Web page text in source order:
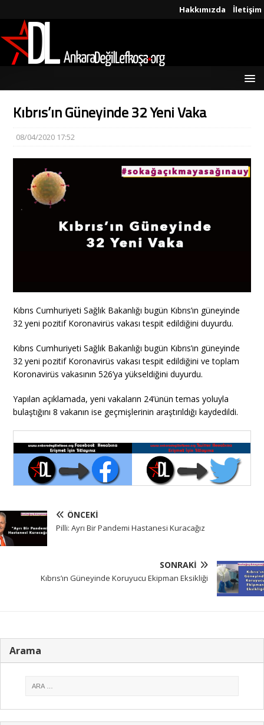
Hakkımızda İletişim
Kıbrıs’ın Güneyinde 32 Yeni Vaka
08/04/2020 17:52
Kıbrıs Cumhuriyeti Sağlık Bakanlığı bugün Kıbrıs’ın güneyinde
32 yeni pozitif Koronavirüs vakası tespit edildiğini duyurdu.
Kıbrıs Cumhuriyeti Sağlık Bakanlığı bugün Kıbrıs’ın güneyinde
32 yeni pozitif Koronavirüs vakası tespit edildiğini ve toplam
Koronavirüs vakasının 526’ya yükseldiğini duyurdu.
Yapılan açıklamada, yeni vakaların 24’ünün temas yoluyla
bulaştığını 8 vakanın ise geçmişlerinin araştırıldığı kaydedildi.
ÖNCEKI
Pilli: Ayrı Bir Pandemi Hastanesi Kuracağız
SONRAKI
Kıbrıs’ın Güneyinde Koruyucu Ekipman Eksikliği
Arama